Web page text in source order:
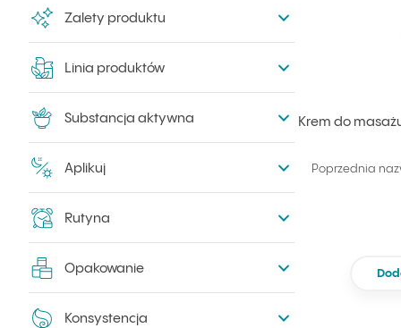
Zalety produktu
Linia produktów
Substancja aktywna
Aplikuj
Rutyna
Opakowanie
Konsystencja
Krem do
Poprzednia